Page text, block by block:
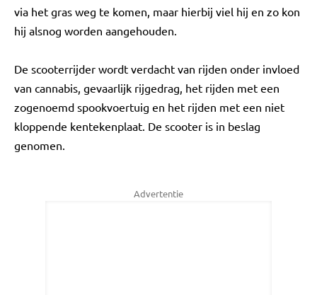
via het gras weg te komen, maar hierbij viel hij en zo kon
hij alsnog worden aangehouden.
De scooterrijder wordt verdacht van rijden onder invloed
van cannabis, gevaarlijk rijgedrag, het rijden met een
zogenoemd spookvoertuig en het rijden met een niet
kloppende kentekenplaat. De scooter is in beslag
genomen.
Advertentie